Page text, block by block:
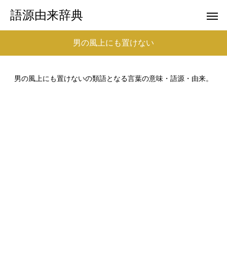
語源由来辞典
男の風上にも置けない
男の風上にも置けないの類語となる言葉の意味・語源・由来。